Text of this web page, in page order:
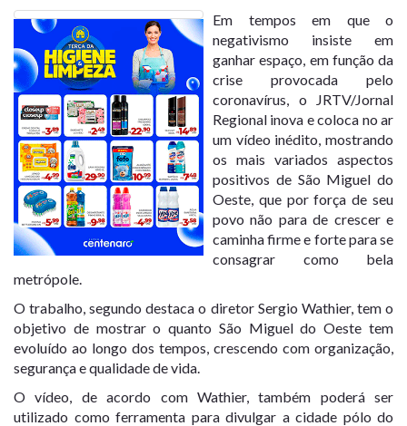
Em tempos em que o
negativismo insiste em
ganhar espaço, em função da
crise provocada pelo
coronavírus, o JRTV/Jornal
Regional inova e coloca no ar
um vídeo inédito, mostrando
os mais variados aspectos
positivos de São Miguel do
Oeste, que por força de seu
povo não para de crescer e
caminha firme e forte para se
consagrar como bela
metrópole.
O trabalho, segundo destaca o diretor Sergio Wathier, tem o
objetivo de mostrar o quanto São Miguel do Oeste tem
evoluído ao longo dos tempos, crescendo com organização,
segurança e qualidade de vida.
O vídeo, de acordo com Wathier, também poderá ser
utilizado como ferramenta para divulgar a cidade pólo do